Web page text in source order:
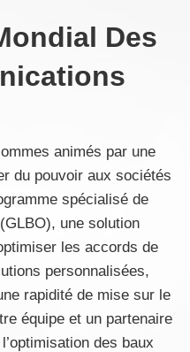
Des
animés par une
du pouvoir aux sociétés
spécialisé de
une solution
les accords de
personnalisées,
rapidité de mise sur le
équipe et un partenaire
des baux